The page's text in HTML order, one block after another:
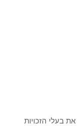
בעלי הזכויות